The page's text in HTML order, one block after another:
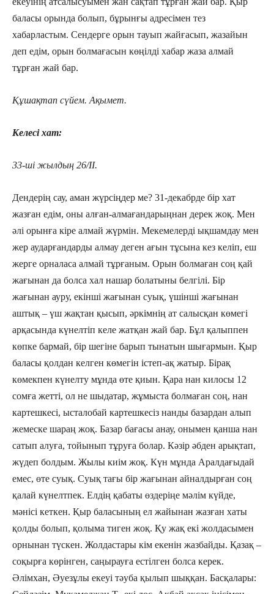
баласы орында болып, бұрынғы адресімен тез
хабарластым. Сендерге орын тауып жайғасып, жазайын
деп едім, орын болмағасын көңілді хабар жаза алмай
тұрған жай бар.
Құшақтап сүйем. Ақымет.
Келесі хат:
33-ші жылдың 26/ІІ.
Дендерің сау, аман жүрсіңдер ме? 31-декабрде бір хат
жазған едім, оны алған-алмағандарыңнан дерек жоқ. Мен
әлі орынға кіре алмай жүрмін. Мекемелерді ықшамдау мен
жер аударғандарды алмау деген ағын тұсына кез келіп, еш
жерге орналаса алмай тұрғаным. Орын болмаған соң қай
жағынан да болса хал нашар болатыны белгілі. Бір
жағынан ауру, екінші жағынан суық, үшінші жағынан
аштық – үш жақтан қысып, әркімнің ат салысқан көмегі
арқасында күнелтіп келе жатқан жай бар. Бұл қалыппен
көпке бармай, бір шегіне барып тынатын шығармын. Қыр
баласы қолдан келген көмегін істеп-ақ жатыр. Бірақ
көмекпен күнелту мұнда өте қиын. Қара нан килосы 12
сомға жетті, ол не шыдатар, жұмыста болмаған соң, нан
картешкесі, ысталобай картешкесіз нанды базардан алып
жемеске шараң жоқ. Базар бағасы анау, онымен қанша нан
сатып алуға, тойынып тұруға болар. Кәзір әбден арықтап,
жүдеп болдым. Жылы киім жоқ. Күн мұнда Аралдағыдай
емес, өте суық. Суық тағы бір жағынан айналдырған соң
қалай күнелтпек. Елдің қабаты өздеріңе мәлім күйде,
мәнісі кеткен. Қыр баласының ел жайынан жазған хаты
қолды болып, қолыма тиген жоқ. Қу жақ екі жолдасымен
орнынан түскен. Жолдастары кім екенін жазбайды. Қазақ –
соқырға көрінген, саңырауға естілген болса керек.
Әлімхан, Әуезұлы екеуі тәуба қылып шыққан. Басқалары: